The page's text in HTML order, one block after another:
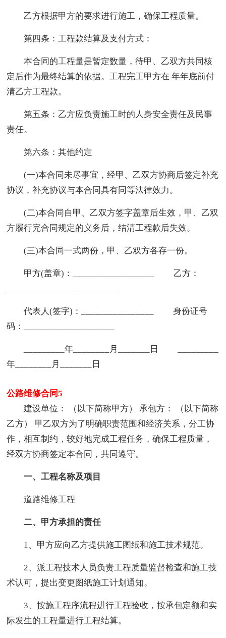
乙方根据甲方的要求进行施工，确保工程质量。
第四条：工程款结算及支付方式：
本合同的工程量是暂定数量，待甲、乙双方共同核
定后作为最终结算的依据。工程完工甲方在 年年底前付
清乙方工程款。
第五条：乙方应负责施工时的人身安全责任及民事
责任。
第六条：其他约定
(一)本合同未尽事宜，经甲、乙双方协商后签定补充
协议，补充协议与本合同具有同等法律效力。
(二)本合同自甲、乙双方签字盖章后生效，甲、乙双
方履行完合同规定的义务后，结清工程款后失效。
(三)本合同一式两份，甲、乙双方各存一份。
甲方(盖章)：__________________ 乙方：
代表人(签字)：________________ 身份证号
码：____________________
_________年________月_______日 _________
年________月_______日
公路维修合同5
建设单位： （以下简称甲方） 承包方： （以下简称
乙方） 甲乙双方为了明确职责范围和经济关系，分工协
作，相互制约，较好地完成工程任务，确保工程质量，
经双方协商签定本合同，共同遵守。
一、工程名称及项目
道路维修工程
二、甲方承担的责任
1、甲方应向乙方提供施工图纸和施工技术规范。
2、派工程技术人员负责工程质量监督检查和施工技
术认可，提出变更图纸施工计划通知。
3、按施工程序流程进行工程验收，按承包定额和实
际发生的工程量进行工程结算。